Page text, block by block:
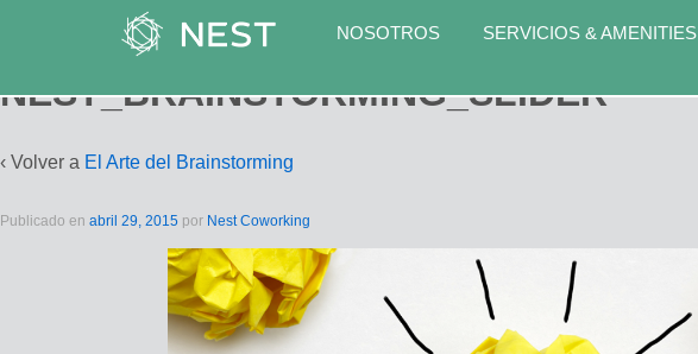
NOSOTROS SERVICIOS & AMENITIES
NEST_BRAINSTORMING_SLIDER
‹ Volver a El Arte del Brainstorming
Publicado en abril 29, 2015 por Nest Coworking